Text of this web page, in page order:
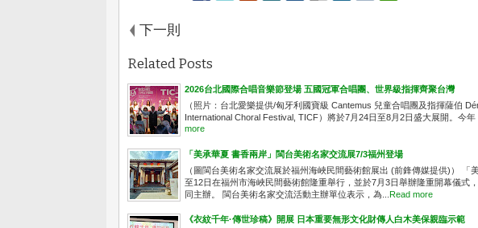
下一則
Related Posts
2026台北國際合唱音樂節登場 五國冠軍合唱團、世界級指揮齊聚台灣
（照片：台北愛樂提供/匈牙利國寶級 Cantemus 兒童合唱團及指揮薩伯
International Choral Festival, TICF）將於7月24日至8月2日盛大展開。今
more
「美承華夏 書香兩岸」閩台美術名家交流展7/3福州登場
（圖閩台美術名家交流展於福州海峽民間藝術館展出 (前鋒傳媒提供)）
至12日在福州市海峽民間藝術館隆重舉行，並於7月3日舉辦隆重開幕儀式
同主辦。 閩台美術名家交流活動主辦單位表示，為... Read more
《衣紋千年·傳世珍稿》開展 日本重要無形文化財傳人白木美保親臨示範